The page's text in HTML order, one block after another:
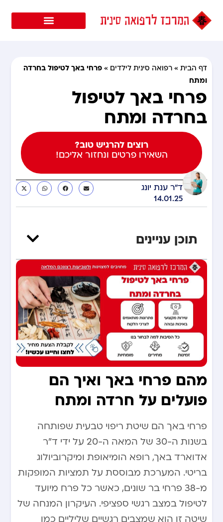
דף הבית »רפואה סינית לילדים »פרחי באך לטיפול בחרדה
ומתח
פרחי באך לטיפול
בחרדה ומתח
רוצים להרגיש טוב?
השאירו פרטים ונחזור אליכם!
ד"ר ענת יונג
14.01.25
תוכן עניינים
מהם פרחי באך ואיך הם
פועלים על חרדה ומתח
פרחי באך הם שיטת ריפוי טבעית שפותחה
בשנות ה-30 של המאה ה-20 על ידי ד”ר
אדוארד באך, רופא הומיאופת ומיקרוביולוג
בריטי. המערכת מבוססת על תמציות המופקות
מ-38 פרחי בר שונים, כאשר כל פרח מיועד
לטיפול במצב רגשי ספציפי. העיקרון המנחה של
שיטה זו הוא שמצבים רגשיים שליליים כמו